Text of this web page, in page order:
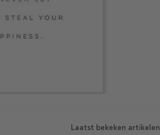
Laatst bekeken artikelen